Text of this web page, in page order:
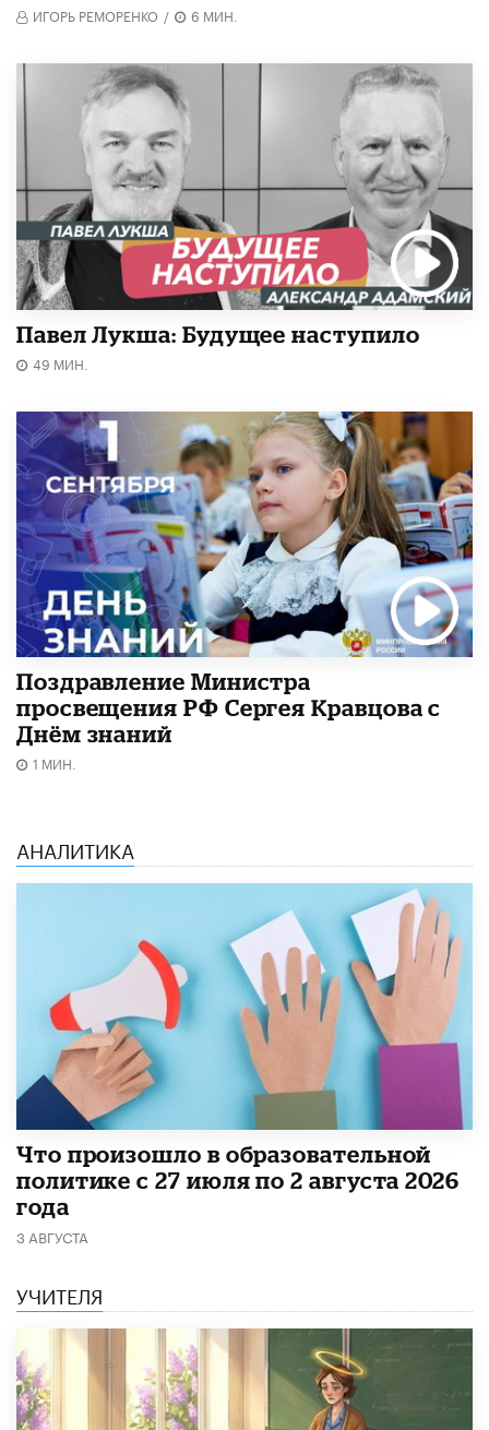
ИГОРЬ РЕМОРЕНКО / 6 МИН.
Павел Лукша: Будущее наступило
49 МИН.
Поздравление Министра
просвещения РФ Сергея Кравцова с
Днём знаний
1 МИН.
АНАЛИТИКА
​Что произошло в образовательной
политике с 27 июля по 2 августа 2026
года
3 АВГУСТА
УЧИТЕЛЯ